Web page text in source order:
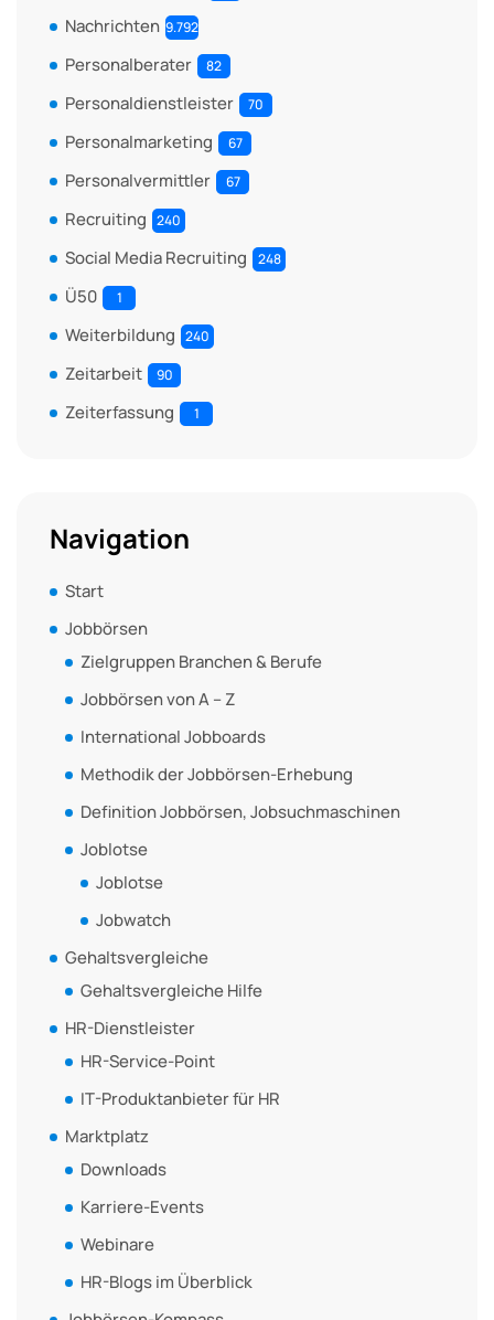
Nachrichten 9.792
Personalberater 82
Personaldienstleister 70
Personalmarketing 67
Personalvermittler 67
Recruiting 240
Social Media Recruiting 248
Ü50 1
Weiterbildung 240
Zeitarbeit 90
Zeiterfassung 1
Navigation
Start
Jobbörsen
Zielgruppen Branchen & Berufe
Jobbörsen von A – Z
International Jobboards
Methodik der Jobbörsen-Erhebung
Definition Jobbörsen, Jobsuchmaschinen
Joblotse
Joblotse
Jobwatch
Gehaltsvergleiche
Gehaltsvergleiche Hilfe
HR-Dienstleister
HR-Service-Point
IT-Produktanbieter für HR
Marktplatz
Downloads
Karriere-Events
Webinare
HR-Blogs im Überblick